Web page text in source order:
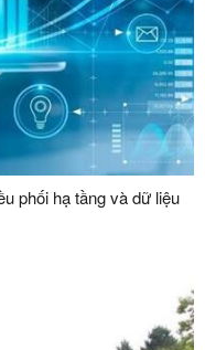
phối hạ tầng và dữ liệu